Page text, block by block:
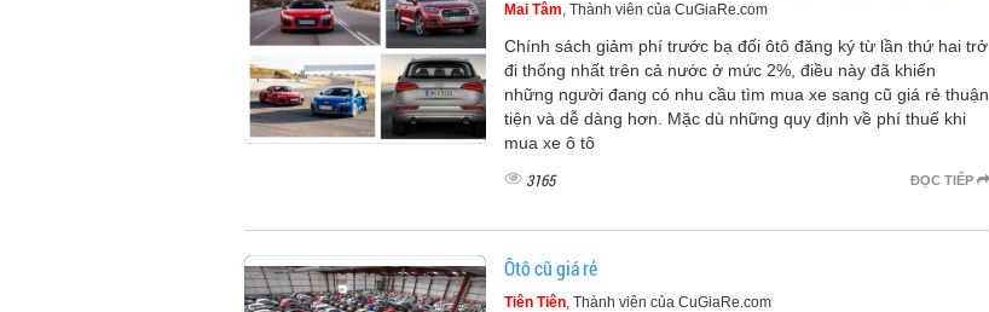
Mai Tâm, Thành viên của CuGiaRe.com
Chính sách giảm phí trước bạ đối ôtô đăng ký từ lần thứ hai trở
đi thống nhất trên cả nước ở mức 2%, điều này đã khiến
những người đang có nhu cầu tìm mua xe sang cũ giá rẻ thuận
tiện và dễ dàng hơn. Mặc dù những quy định về phí thuế khi
mua xe ô tô
ĐỌC TIẾP
3165
Ôtô cũ giá rẻ
Tiên Tiên, Thành viên của CuGiaRe.com